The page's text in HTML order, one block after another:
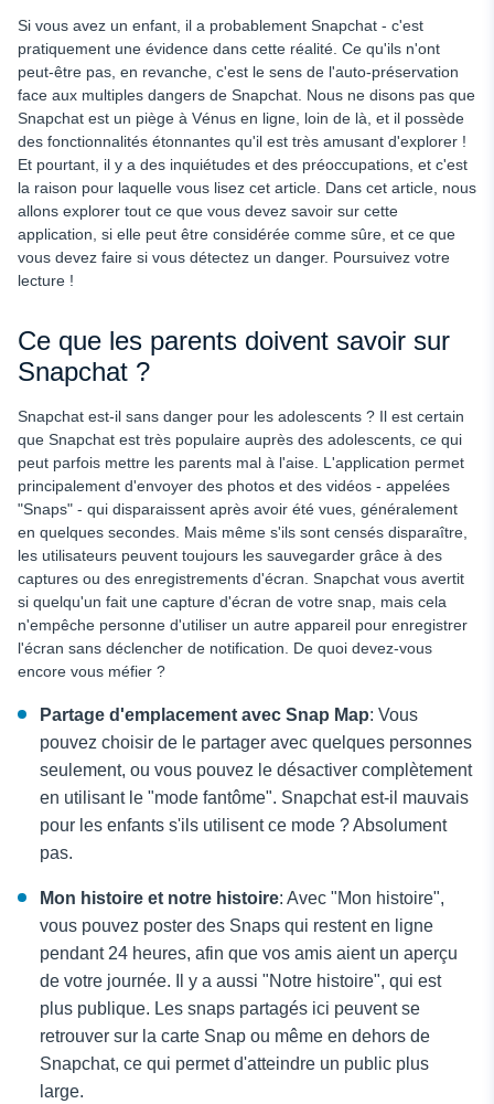
Si vous avez un enfant, il a probablement Snapchat - c'est
pratiquement une évidence dans cette réalité. Ce qu'ils n'ont
peut-être pas, en revanche, c'est le sens de l'auto-préservation
face aux multiples dangers de Snapchat. Nous ne disons pas que
Snapchat est un piège à Vénus en ligne, loin de là, et il possède
des fonctionnalités étonnantes qu'il est très amusant d'explorer !
Et pourtant, il y a des inquiétudes et des préoccupations, et c'est
la raison pour laquelle vous lisez cet article. Dans cet article, nous
allons explorer tout ce que vous devez savoir sur cette
application, si elle peut être considérée comme sûre, et ce que
vous devez faire si vous détectez un danger. Poursuivez votre
lecture !
Ce que les parents doivent savoir sur
Snapchat ?
Snapchat est-il sans danger pour les adolescents ? Il est certain
que Snapchat est très populaire auprès des adolescents, ce qui
peut parfois mettre les parents mal à l'aise. L'application permet
principalement d'envoyer des photos et des vidéos - appelées
"Snaps" - qui disparaissent après avoir été vues, généralement
en quelques secondes. Mais même s'ils sont censés disparaître,
les utilisateurs peuvent toujours les sauvegarder grâce à des
captures ou des enregistrements d'écran. Snapchat vous avertit
si quelqu'un fait une capture d'écran de votre snap, mais cela
n'empêche personne d'utiliser un autre appareil pour enregistrer
l'écran sans déclencher de notification. De quoi devez-vous
encore vous méfier ?
Partage d'emplacement avec Snap Map: Vous
pouvez choisir de le partager avec quelques personnes
seulement, ou vous pouvez le désactiver complètement
en utilisant le "mode fantôme". Snapchat est-il mauvais
pour les enfants s'ils utilisent ce mode ? Absolument
pas.
Mon histoire et notre histoire: Avec "Mon histoire",
vous pouvez poster des Snaps qui restent en ligne
pendant 24 heures, afin que vos amis aient un aperçu
de votre journée. Il y a aussi "Notre histoire", qui est
plus publique. Les snaps partagés ici peuvent se
retrouver sur la carte Snap ou même en dehors de
Snapchat, ce qui permet d'atteindre un public plus
large.
Discuter du contenu
Parlez-en
Désactiver le partage de la localisation
Utiliser le centre familial de Snapchat
Conclusion : Les enfants doivent-ils avoir Snapchat ?